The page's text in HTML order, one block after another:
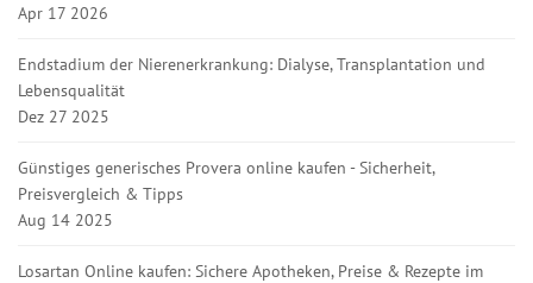
Apr 17 2026
Endstadium der Nierenerkrankung: Dialyse, Transplantation und
Lebensqualität
Dez 27 2025
Günstiges generisches Provera online kaufen - Sicherheit,
Preisvergleich & Tipps
Aug 14 2025
Losartan Online kaufen: Sichere Apotheken, Preise & Rezepte im